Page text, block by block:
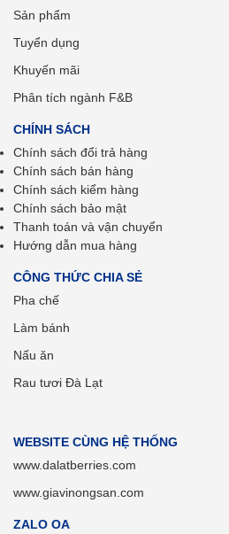
Sản phẩm
Tuyển dụng
Khuyến mãi
Phân tích ngành F&B
CHÍNH SÁCH
Chính sách đổi trả hàng
Chính sách bán hàng
Chính sách kiểm hàng
Chính sách bảo mật
Thanh toán và vận chuyển
Hướng dẫn mua hàng
CÔNG THỨC CHIA SẺ
Pha chế
Làm bánh
Nấu ăn
Rau tươi Đà Lạt
WEBSITE CÙNG HỆ THỐNG
www.dalatberries.com
www.giavinongsan.com
ZALO OA